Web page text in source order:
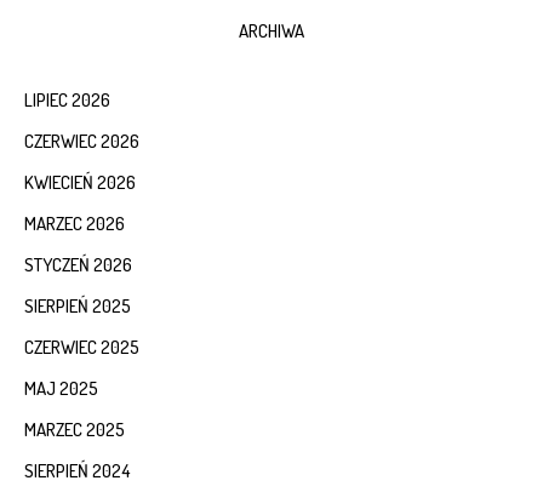
ARCHIWA
LIPIEC 2026
CZERWIEC 2026
KWIECIEŃ 2026
MARZEC 2026
STYCZEŃ 2026
SIERPIEŃ 2025
CZERWIEC 2025
MAJ 2025
MARZEC 2025
SIERPIEŃ 2024